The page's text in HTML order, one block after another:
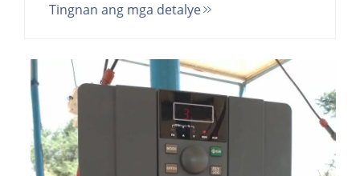
na nagtatakda ng mahalagang yugto sa
palaguin ang isang masiglang kultura sa
korporasyon at...
Tingnan ang mga detalye